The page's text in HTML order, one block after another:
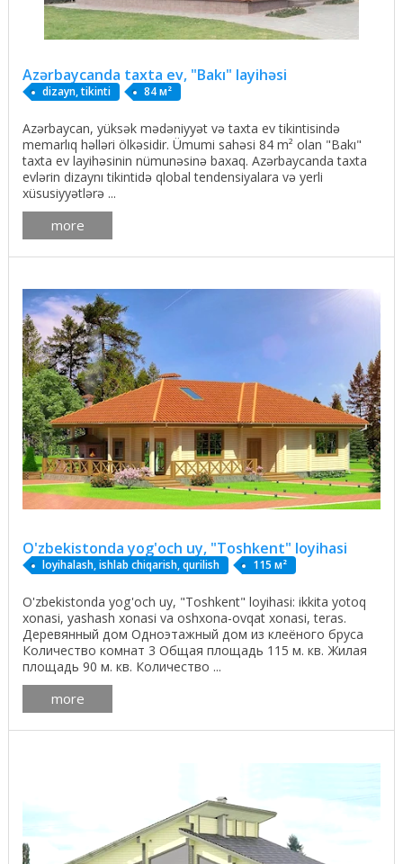
Azərbaycanda taxta ev, "Bakı" layihəsi
dizayn, tikinti 84 м²
Azərbaycan, yüksək mədəniyyət və taxta ev tikintisində
memarlıq həlləri ölkəsidir. Ümumi sahəsi 84 m² olan "Bakı"
taxta ev layihəsinin nümunəsinə baxaq. Azərbaycanda taxta
evlərin dizaynı tikintidə qlobal tendensiyalara və yerli
xüsusiyyətlərə ...
more
O'zbekistonda yog'och uy, "Toshkent" loyihasi
loyihalash, ishlab chiqarish, qurilish 115 м²
O'zbekistonda yog'och uy, "Toshkent" loyihasi: ikkita yotoq
xonasi, yashash xonasi va oshxona-ovqat xonasi, teras.
Деревянный дом Одноэтажный дом из клеёного бруса
Количество комнат 3 Общая площадь 115 м. кв. Жилая
площадь 90 м. кв. Количество ...
more